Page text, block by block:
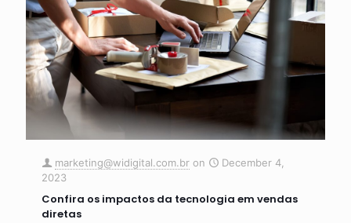
marketing@widigital.com.br on
December 4,
2023
Confira os impactos da tecnologia em vendas
diretas